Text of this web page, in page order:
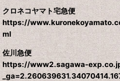
クロネコヤマト宅急便
https://
ml
佐川急便
https://www2.sagawa-